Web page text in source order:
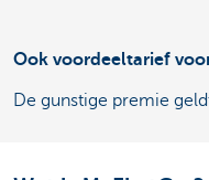
Ook voordeeltarief
De gunstige premie